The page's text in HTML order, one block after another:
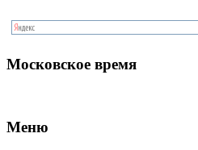
Московское время
Меню